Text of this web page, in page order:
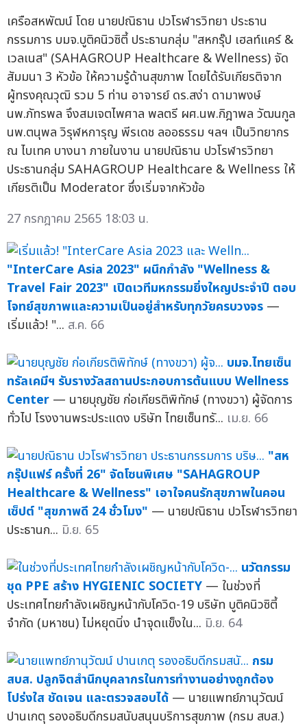
เครือสหพัฒน์ โดย นายปณิธาน ปวโรฬารวิทยา ประธาน
กรรมการ บมจ.บูติคนิวซิตี้ ประธานกลุ่ม "สหกรุ๊ป เฮลท์แคร์ &
เวลเนส" (SAHAGROUP Healthcare & Wellness) จัด
สัมมนา 3 หัวข้อ ให้ความรู้ด้านสุขภาพ โดยได้รับเกียรติจาก
ผู้ทรงคุณวุฒิ รวม 5 ท่าน อาจารย์ ดร.สง่า ดามาพงษ์
นพ.ภัทรพล จึงสมเจตไพศาล พลตรี ผศ.นพ.กิฎาพล วัฒนกูล
นพ.ตนุพล วิรุฬหการุญ พีรเดช ลออธรรม ฯลฯ เป็นวิทยากร
ณ ไบเทค บางนา ภายในงาน นายปณิธาน ปวโรฬารวิทยา
ประธานกลุ่ม SAHAGROUP Healthcare & Wellness ให้
เกียรติเป็น Moderator ซึ่งเริ่มจากหัวข้อ
27 กรกฎาคม 2565 18:03 น.
"InterCare Asia 2023" ผนึกกำลัง "Wellness &
Travel Fair 2023" เปิดเวทีมหกรรมยิ่งใหญประจำปี ตอบ
โจทย์สุขภาพและความเป็นอยู่สำหรับทุกวัยครบวงจร —
เริ่มแล้ว! "... ส.ค. 66
บมจ.ไทยเซ็น
ทรัลเคมีฯ รับรางวัลสถานประกอบการต้นแบบ Wellness
Center — นายบุญชัย ก่อเกียรติพิทักษ์ (ทางขวา) ผู้จัดการ
ทั่วไป โรงงานพระประแดง บริษัท ไทยเซ็นทรั... เม.ย. 66
"สห
กรุ๊ปแฟร์ ครั้งที่ 26" จัดโซนพิเศษ "SAHAGROUP
Healthcare & Wellness" เอาใจคนรักสุขภาพในคอน
เซ็ปต์ "สุขภาพดี 24 ชั่วโมง" — นายปณิธาน ปวโรฬารวิทยา
ประธานก... มิ.ย. 65
นวัตกรรม
ชุด PPE สร้าง HYGIENIC SOCIETY — ในช่วงที่
ประเทศไทยกำลังเผชิญหน้ากับโควิด-19 บริษัท บูติคนิวซิตี้
จำกัด (มหาชน) ไม่หยุดนิ่ง นำจุดแข็งใน... มิ.ย. 64
กรม
สบส. ปลูกจิตสำนึกบุคลากรในการทำงานอย่างถูกต้อง
โปร่งใส ชัดเจน และตรวจสอบได้ — นายแพทย์ภานุวัฒน์
ปานเกตุ รองอธิบดีกรมสนับสนุนบริการสุขภาพ (กรม สบส.)